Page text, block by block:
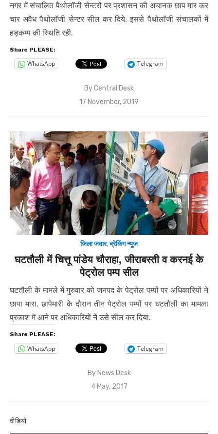
नगर में संचालित पैथोलॉजी सेन्टरों पर प्रशासन की अचानक छाप मार कर
चार अवैध पैथोलॉजी सेन्टर सील कर दिये. इससे पैथोलॉजी संचालकों में
हड़कम्प की स्थिति रही.
Share PLEASE:
WhatsApp Telegram
ByCentral Desk
Posted
17 November, 2019
जिला जवार,ब्रेकिंग न्यूज
घटतौली में चित्तू पांडेय चौराहा, जीराबस्ती व करनई के
पेट्रोल पम्प सील
घटतौली के मामले में गुरुवार को जनपद के पेट्रोल पम्पों पर अधिकारियों ने
छापा मारा. छापेमारी के दौरान तीन पेट्रोल पम्पों पर घटतौली का मामला
प्रकाश में आने पर अधिकारियों ने उसे सील कर दिया.
Share PLEASE:
WhatsApp Telegram
By News Desk
Posted
4 May, 2017
वीडियो